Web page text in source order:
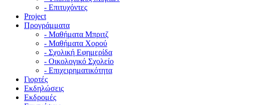
- Επιτυχόντες
Project
Προγράμματα
- Μαθήματα Μπριτζ
- Μαθήματα Χορού
- Σχολική Εφημερίδα
- Οικολογικό Σχολείο
- Επιχειρηματικότητα
Γιορτές
Εκδηλώσεις
Εκδρομές